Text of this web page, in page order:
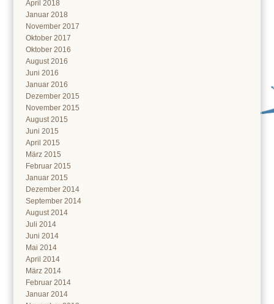
April 2018
Januar 2018
November 2017
Oktober 2017
Oktober 2016
August 2016
Juni 2016
Januar 2016
Dezember 2015
November 2015
August 2015
Juni 2015
April 2015
März 2015
Februar 2015
Januar 2015
Dezember 2014
September 2014
August 2014
Juli 2014
Juni 2014
Mai 2014
April 2014
März 2014
Februar 2014
Januar 2014